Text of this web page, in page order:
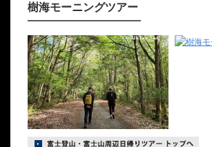
樹海モーニングツアー